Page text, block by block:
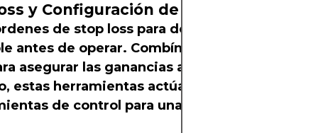
y Configuración de Take Profit
de stop loss para definir la pérdida
antes de operar. Combínelas con una orden
asegurar las ganancias a un nivel favorable.
estas herramientas actúan como controles
de control para una ejecución